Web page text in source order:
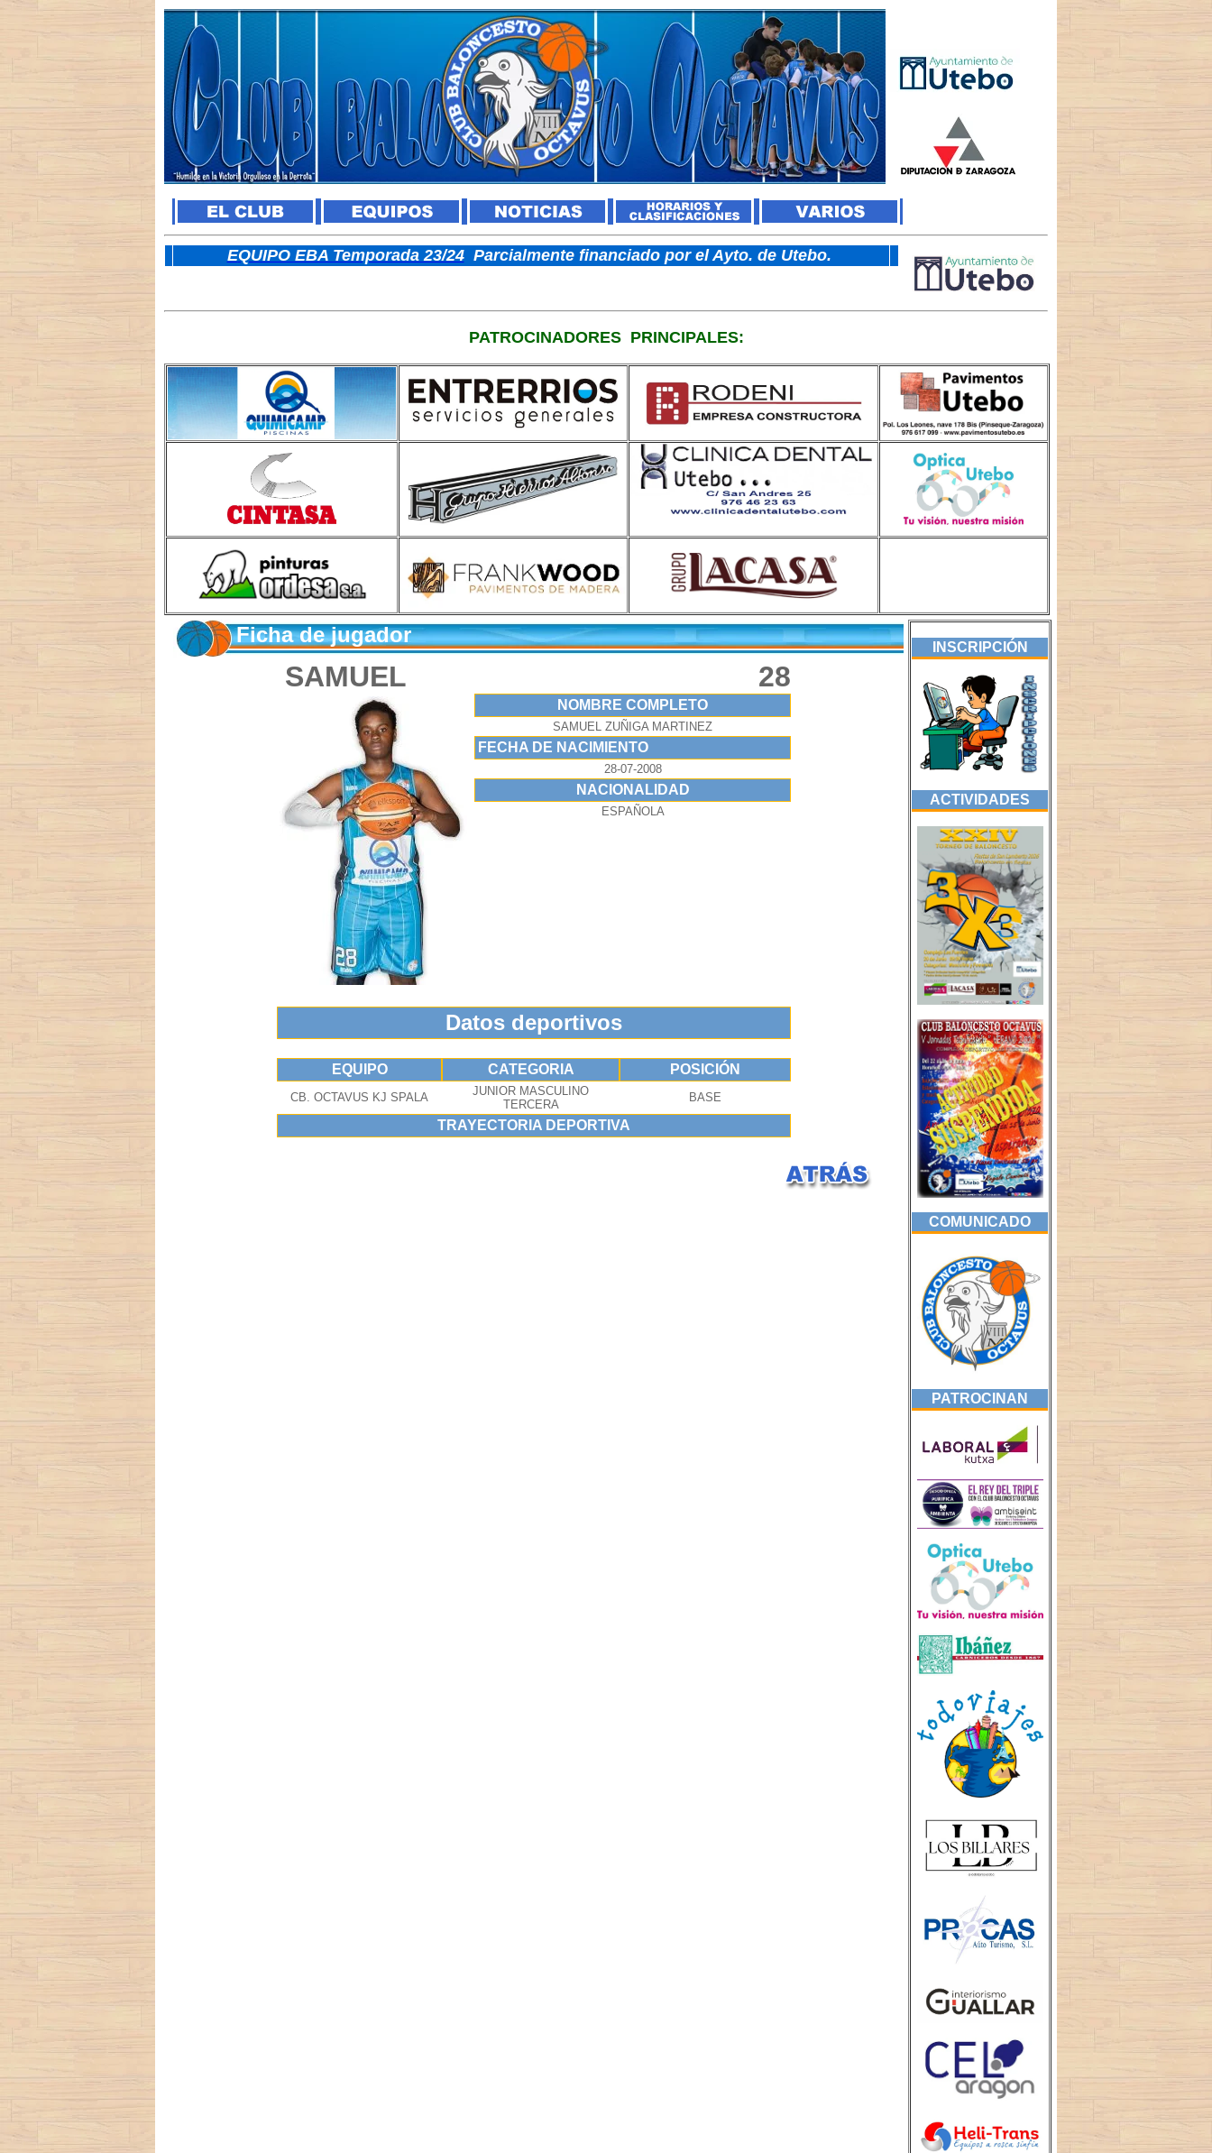
EQUIPO EBA Temporada 23/24 Parcialmente financiado por el Ayto. de Utebo.
PATROCINADORES PRINCIPALES:
Ficha de jugador
SAMUEL 28
NOMBRE COMPLETO
SAMUEL ZUÑIGA MARTINEZ
FECHA DE NACIMIENTO
28-07-2008
NACIONALIDAD
ESPAÑOLA
Datos deportivos
EQUIPO CATEGORIA POSICIÓN
CB. OCTAVUS KJ SPALA
JUNIOR MASCULINO
TERCERA
BASE
TRAYECTORIA DEPORTIVA
INSCRIPCIÓN
ACTIVIDADES
COMUNICADO
PATROCINAN